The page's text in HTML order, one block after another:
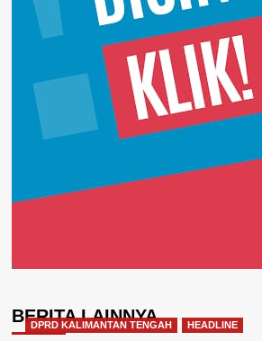
BERITA LAINNYA
DPRD KALIMANTAN TENGAH HEADLINE